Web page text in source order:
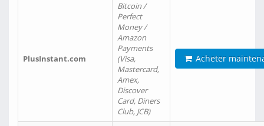
PlusInstant.com
Bitcoin /
Perfect
Money /
Amazon
Payments
(Visa,
Mastercard,
Amex,
Discover
Card, Diners
Club, JCB)
Acheter